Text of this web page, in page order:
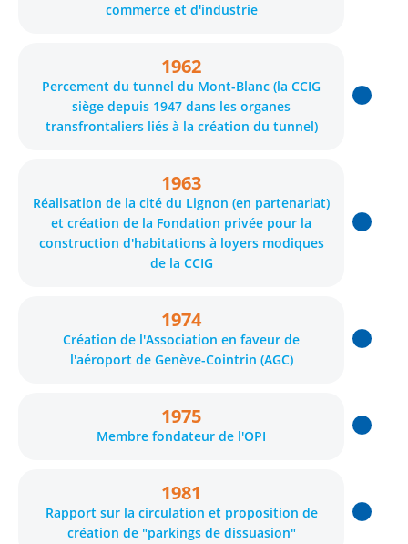
commerce et d'industrie
1962
Percement du tunnel du Mont-Blanc (la CCIG
siège depuis 1947 dans les organes
transfrontaliers liés à la création du tunnel)
1963
Réalisation de la cité du Lignon (en partenariat)
et création de la Fondation privée pour la
construction d'habitations à loyers modiques
de la CCIG
1974
Création de l'Association en faveur de
l'aéroport de Genève-Cointrin (AGC)
1975
Membre fondateur de l'OPI
1981
Rapport sur la circulation et proposition de
création de "parkings de dissuasion"